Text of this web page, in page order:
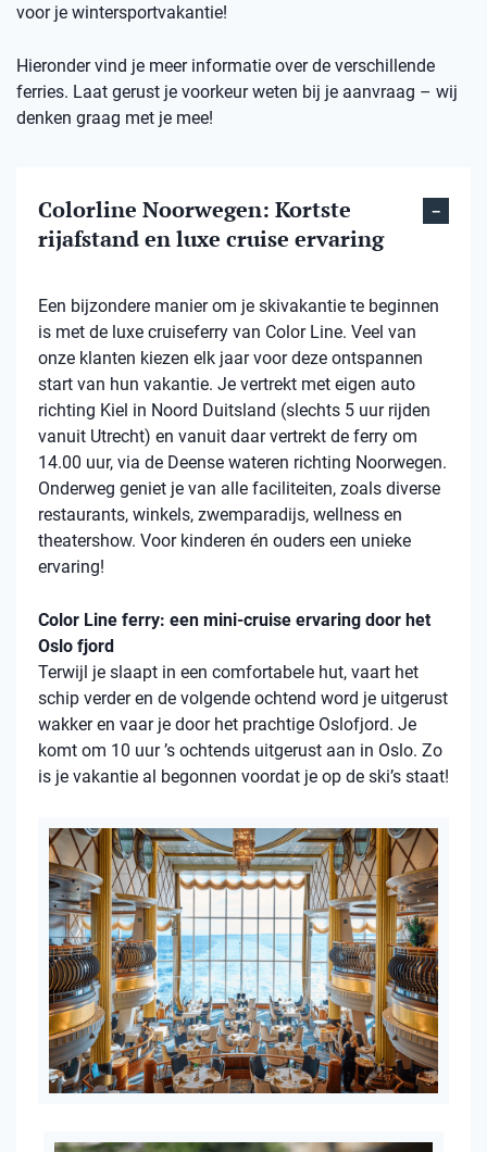
voor je wintersportvakantie!
Hieronder vind je meer informatie over de verschillende
ferries. Laat gerust je voorkeur weten bij je aanvraag – wij
denken graag met je mee!
Colorline Noorwegen: Kortste
rijafstand en luxe cruise ervaring
Een bijzondere manier om je skivakantie te beginnen
is met de luxe cruiseferry van Color Line. Veel van
onze klanten kiezen elk jaar voor deze ontspannen
start van hun vakantie. Je vertrekt met eigen auto
richting Kiel in Noord Duitsland (slechts 5 uur rijden
vanuit Utrecht) en vanuit daar vertrekt de ferry om
14.00 uur, via de Deense wateren richting Noorwegen.
Onderweg geniet je van alle faciliteiten, zoals diverse
restaurants, winkels, zwemparadijs, wellness en
theatershow. Voor kinderen én ouders een unieke
ervaring!
Color Line ferry: een mini-cruise ervaring door het
Oslo fjord
Terwijl je slaapt in een comfortabele hut, vaart het
schip verder en de volgende ochtend word je uitgerust
wakker en vaar je door het prachtige Oslofjord. Je
komt om 10 uur ’s ochtends uitgerust aan in Oslo. Zo
is je vakantie al begonnen voordat je op de ski’s staat!